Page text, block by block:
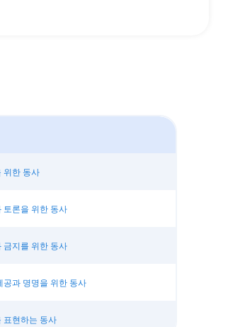
위한 동사
토론을 위한 동사
금지를 위한 동사
공과 명명을 위한 동사
표현하는 동사